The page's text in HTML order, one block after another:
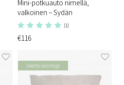
Mini-potkuauto nimellä,
valkoinen – Sydän
(1)
€116
Useita valintoja